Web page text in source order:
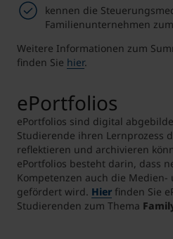
kennen die
Familienunternehmen
Weitere Informationen zum
finden Sie hier.
ePortfolios
ePortfolios sind digital
Studierende ihren Lernprozess
reflektieren und archivieren
ePortfolios besteht darin, dass
Kompetenzen auch die
gefördert wird. Hier finden Sie
Studierenden zum Thema